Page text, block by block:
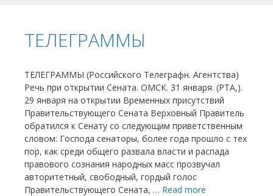
ТЕЛЕГРАММЫ
ТЕЛЕГРАММЫ (Российского Телеграфн. Агентства)
Речь при открытии Сената. ОМСК. 31 января. (РТА,).
29 января на открытии Временных присутствий
Правительствующего Сената Верховный Правитель
обратился к Сенату со следующим приветственным
словом: Господа сенаторы, более года прошло с тех
пор, как среди общего развала власти и распада
правового сознания народных масс прозвучал
авторитетный, свободный, гордый голос
Правительствующего Сената, … Read more